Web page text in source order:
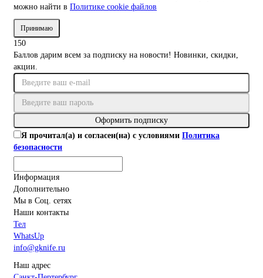
можно найти в Политике cookie файлов
Принимаю
150
Баллов дарим всем за подписку на новости! Новинки, скидки,
акции.
Оформить подписку
Я прочитал(а) и согласен(на) с условиями Политика
безопасности
Информация
Дополнительно
Мы в Соц. сетях
Наши контакты
Тел
WhatsUp
info@gknife.ru
Наш адрес